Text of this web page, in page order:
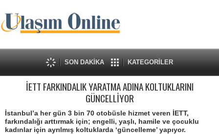
SON DAKİKA KATEGORİLER
İETT FARKINDALIK YARATMA ADINA KOLTUKLARINI
GÜNCELLİYOR
İstanbul’a her gün 3 bin 70 otobüsle hizmet veren İETT,
farkındalığı arttırmak için; engelli, yaşlı, hamile ve çocuklu
kadınlar için ayrılmış koltuklarda ‘güncelleme’ yapıyor.